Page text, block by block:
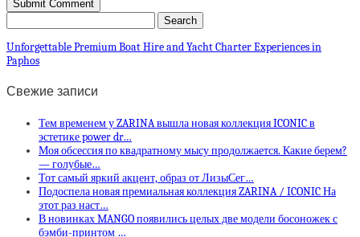
Unforgettable Premium Boat Hire and Yacht Charter Experiences in
Paphos
Свежие записи
Тем временем у ZARINA вышла новая коллекция ICONIC в
эстетике power dr…
Моя обсессия по квадратному мысу продолжается. Какие берем?
— голубые…
Тот самый яркий акцент, образ от ЛизыСег…
Подоспела новая премиальная коллекция ZARINA / ICONIC На
этот раз наст…
В новинках MANGO появились целых две модели босоножек с
бэмби-принтом …